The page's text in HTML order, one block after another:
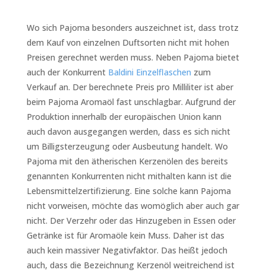
Wo sich Pajoma besonders auszeichnet ist, dass trotz
dem Kauf von einzelnen Duftsorten nicht mit hohen
Preisen gerechnet werden muss. Neben Pajoma bietet
auch der Konkurrent Baldini Einzelflaschen zum
Verkauf an. Der berechnete Preis pro Milliliter ist aber
beim Pajoma Aromaöl fast unschlagbar. Aufgrund der
Produktion innerhalb der europäischen Union kann
auch davon ausgegangen werden, dass es sich nicht
um Billigsterzeugung oder Ausbeutung handelt. Wo
Pajoma mit den ätherischen Kerzenölen des bereits
genannten Konkurrenten nicht mithalten kann ist die
Lebensmittelzertifizierung. Eine solche kann Pajoma
nicht vorweisen, möchte das womöglich aber auch gar
nicht. Der Verzehr oder das Hinzugeben in Essen oder
Getränke ist für Aromaöle kein Muss. Daher ist das
auch kein massiver Negativfaktor. Das heißt jedoch
auch, dass die Bezeichnung Kerzenöl weitreichend ist